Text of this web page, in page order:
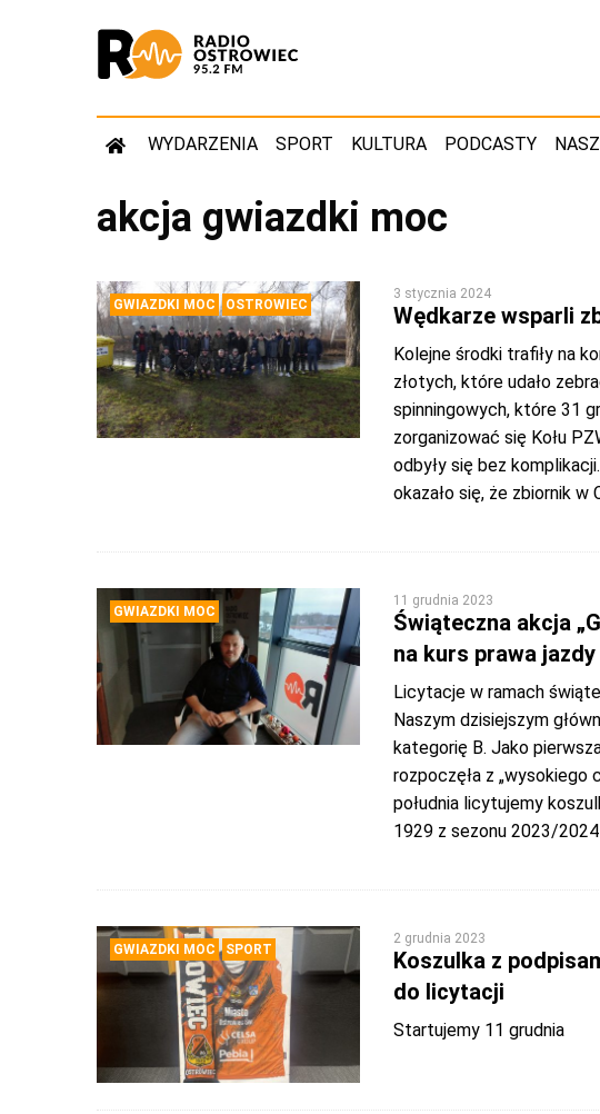
WYDARZENIA SPORT KULTURA PODCASTY
akcja gwiazdki moc
GWIAZDKI MOC OSTROWIEC
3 stycznia 2024
Wędkarze wsparli
Kolejne środki trafiły na
złotych, które udało
spinningowych, które 31
zorganizować się Kołu
odbyły się bez
okazało się, że zbiornik w
GWIAZDKI MOC
11 grudnia 2023
Świąteczna akcja
na kurs prawa
Licytacje w ramach
Naszym dzisiejszym
kategorię B. Jako
rozpoczęła z „wysokiego
południa licytujemy
1929 z sezonu 2023/
GWIAZDKI MOC SPORT
2 grudnia 2023
Koszulka z
do licytacji
Startujemy 11 grudnia